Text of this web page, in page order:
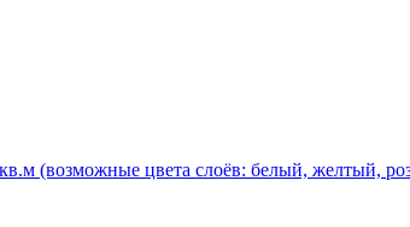
(возможные цвета слоёв: белый, желтый,